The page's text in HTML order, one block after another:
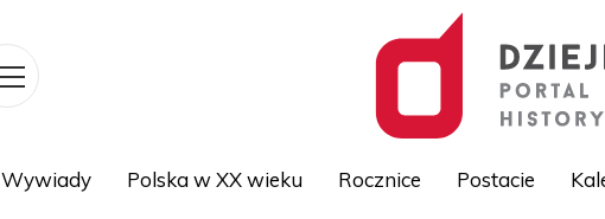
Wywiady Polska w XX wieku Rocznice Postacie